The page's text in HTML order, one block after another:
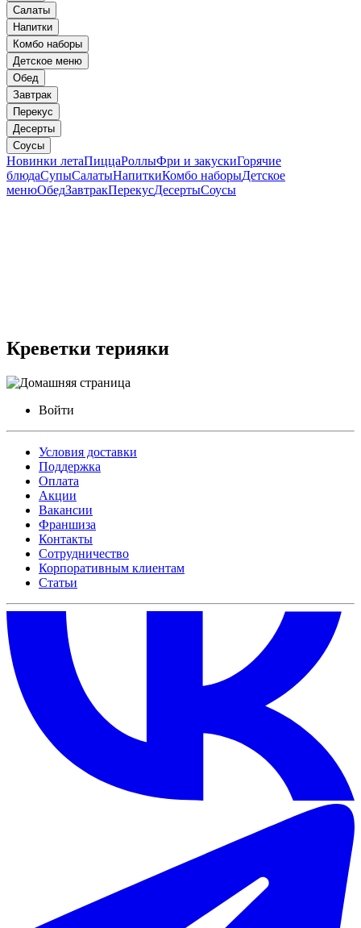
Салаты
Напитки
Комбо наборы
Детское меню
Обед
Завтрак
Перекус
Десерты
Соусы
Новинки летаПиццаРоллыФри и закускиГорячие
блюдаСупыСалатыНапиткиКомбо наборыДетское
менюОбедЗавтракПерекусДесертыСоусы
Креветки терияки
Войти
Условия доставки
Поддержка
Оплата
Акции
Вакансии
Франшиза
Контакты
Сотрудничество
Корпоративным клиентам
Статьи